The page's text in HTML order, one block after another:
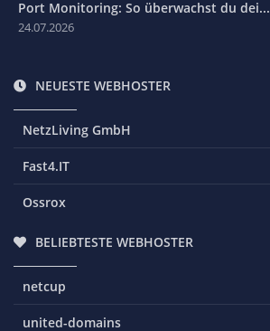
Port Monitoring: So überwachst du dei...
24.07.2026
NEUESTE WEBHOSTER
NetzLiving GmbH
Fast4.IT
Ossrox
BELIEBTESTE WEBHOSTER
netcup
united-domains